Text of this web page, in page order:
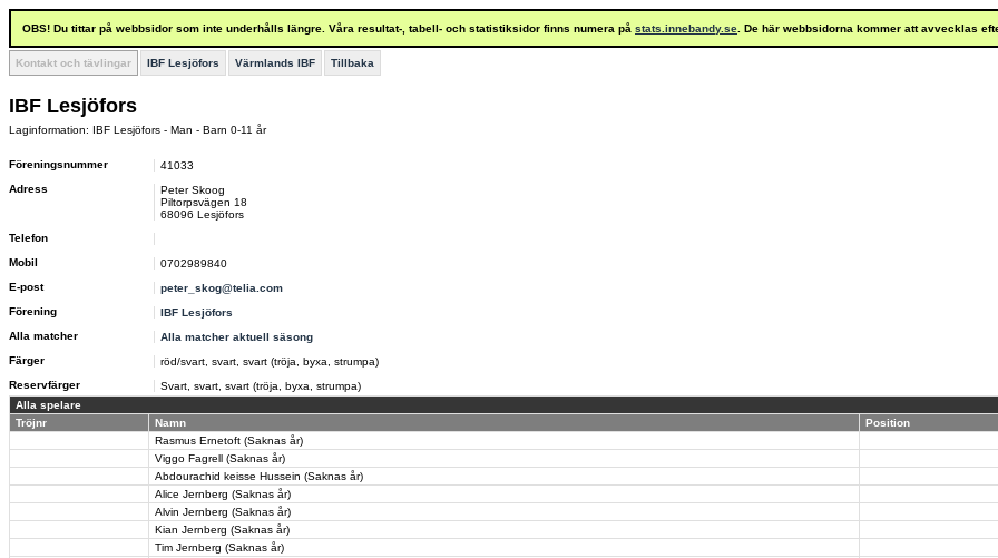
OBS! Du tittar på webbsidor som inte underhålls längre. Våra resultat-, tabell- och statistiksidor finns numera på stats.innebandy.se . De här webbsidorna kommer att avvecklas
Kontakt och tävlingar IBF Lesjöfors Värmlands IBF Tillbaka
IBF Lesjöfors
Laginformation: IBF Lesjöfors - Man - Barn 0-11 år
Föreningsnummer
41033
Adress
Peter Skoog
Piltorpsvägen 18
68096 Lesjöfors
Telefon
Mobil
0702989840
E-post
peter_skog@telia.com
Förening
IBF Lesjöfors
Alla matcher
Alla matcher aktuell säsong
Färger
röd/svart, svart, svart (tröja, byxa, strumpa)
Reservfärger
Svart, svart, svart (tröja, byxa, strumpa)
Alla spelare
Tröjnr
Namn
Position
Rasmus Ernetoft (Saknas år)
Viggo Fagrell (Saknas år)
Abdourachid keisse Hussein (Saknas år)
Alice Jernberg (Saknas år)
Alvin Jernberg (Saknas år)
Kian Jernberg (Saknas år)
Tim Jernberg (Saknas år)